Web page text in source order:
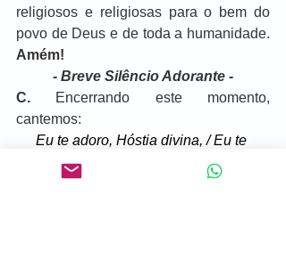
religiosos e religiosas para o bem do
Amém!
- Breve Silêncio Adorante -
C. Encerrando este momento,
cantemos:
Eu te adoro, Hóstia divina, / Eu te
adoro, Hóstia de amor!
És dos Anjos o suspiro, / E dos homens